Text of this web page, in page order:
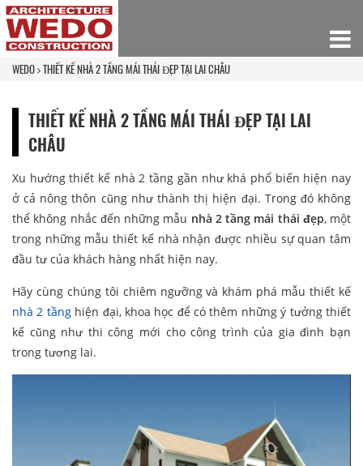
WEDO THIẾT KẾ NHÀ 2 TẦNG MÁI THÁI ĐẸP TẠI LAI CHÂU
THIẾT KẾ NHÀ 2 TẦNG MÁI THÁI ĐẸP TẠI LAI
CHÂU
Xu hướng thiết kế nhà 2 tầng gần như khá phổ biến hiện nay
ở cả nông thôn cũng như thành thị hiện đại. Trong đó không
thể không nhắc đến những mẫu nhà 2 tầng mái thái đẹp, một
trong những mẫu thiết kế nhà nhận được nhiều sự quan tâm
đầu tư của khách hàng nhất hiện nay.
Hãy cùng chúng tôi chiêm ngưỡng và khám phá mẫu thiết kế
nhà 2 tầnghiện đại, khoa học để có thêm những ý tưởng thiết
kế cũng như thi công mới cho công trình của gia đình bạn
trong tương lai.